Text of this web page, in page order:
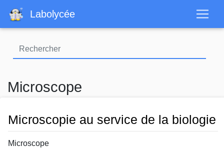
contenu
Labolycée
Microscope
Microscopie au service de la biologie
Microscope